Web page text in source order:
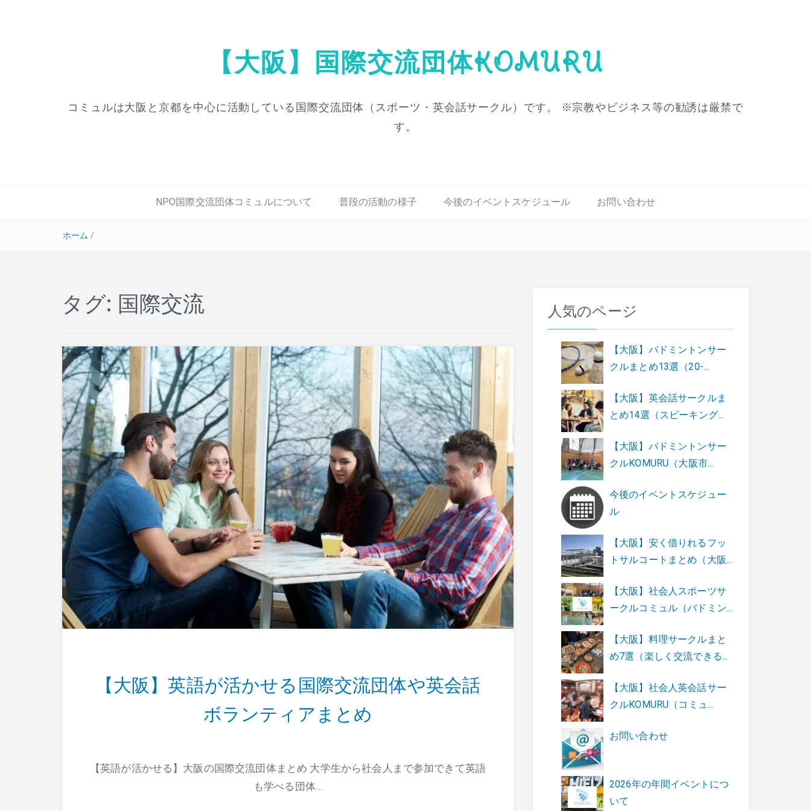
【大阪】国際交流団体KOMURU
コミュルは大阪と京都を中心に活動している国際交流団体（スポーツ・英会話サークル）です。 ※宗教やビジネス等の勧誘は厳禁で
す。
NPO国際交流団体コミュルについて 普段の活動の様子 今後のイベントスケジュール お問い合わせ
ホーム /
タグ: 国際交流
【大阪】英語が活かせる国際交流団体や英会話
ボランティアまとめ
【英語が活かせる】大阪の国際交流団体まとめ 大学生から社会人まで参加できて英語
も学べる団体…
人気のページ
【大阪】バドミントンサー
クルまとめ13選（20-...
【大阪】英会話サークルま
とめ14選（スピーキング...
【大阪】バドミントンサー
クルKOMURU（大阪市...
今後のイベントスケジュー
ル
【大阪】安く借りれるフッ
トサルコートまとめ（大阪...
【大阪】社会人スポーツサ
ークルコミュル（バドミン...
【大阪】料理サークルまと
め7選（楽しく交流できる...
【大阪】社会人英会話サー
クルKOMURU（コミュ...
お問い合わせ
2026年の年間イベントにつ
いて